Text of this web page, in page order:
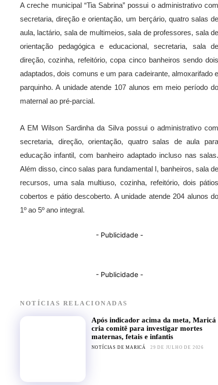
A creche municipal “Tia Sabrina” possui o administrativo com
secretaria, direção e orientação, um berçário, quatro salas de
aula, lactário, sala de multimeios, sala de professores, sala de
orientação pedagógica e educacional, secretaria, sala de
direção, cozinha, refeitório, copa cinco banheiros sendo dois
adaptados, dois comuns e um para cadeirante, almoxarifado e
parquinho. A unidade atende 107 alunos em meio período do
maternal ao pré-parcial.
A EM Wilson Sardinha da Silva possui o administrativo com
secretaria, direção, orientação, quatro salas de aula para
educação infantil, com banheiro adaptado incluso nas salas.
Além disso, cinco salas para fundamental I, banheiros, sala de
recursos, uma sala multiuso, cozinha, refeitório, dois pátios
cobertos e pátio descoberto. A unidade atende 204 alunos do
1º ao 5º ano integral.
- Publicidade -
- Publicidade -
NOTÍCIAS RELACIONADAS
Após indicador acima da meta, Maricá
cria comitê para investigar mortes
maternas, fetais e infantis
NOTÍCIAS DE MARICÁ 29 DE JULHO DE 2026